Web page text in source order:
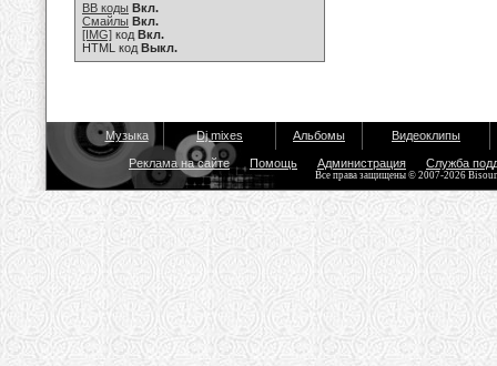
BB коды Вкл.
Смайлы Вкл.
[IMG] код Вкл.
HTML код Выкл.
Музыка Dj mixes Альбомы Видеоклипы
Реклама на сайте Помощь Администрация Служба
Все права защищены © 2007-2026